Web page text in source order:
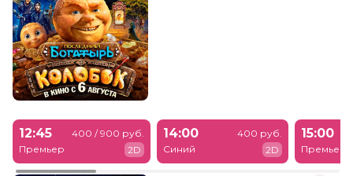
12:45
Премьер
400 / 900 руб.
2D
14:00
Синий
400 руб.
2D
15:00
Премьер